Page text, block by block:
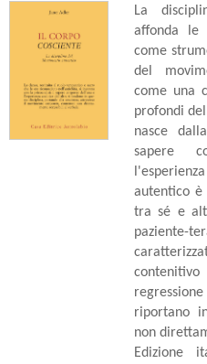
La
affonda le
come
del
come una
profondi
nasce
sapere
autentico
tra sé e
riportano
non
Edizione